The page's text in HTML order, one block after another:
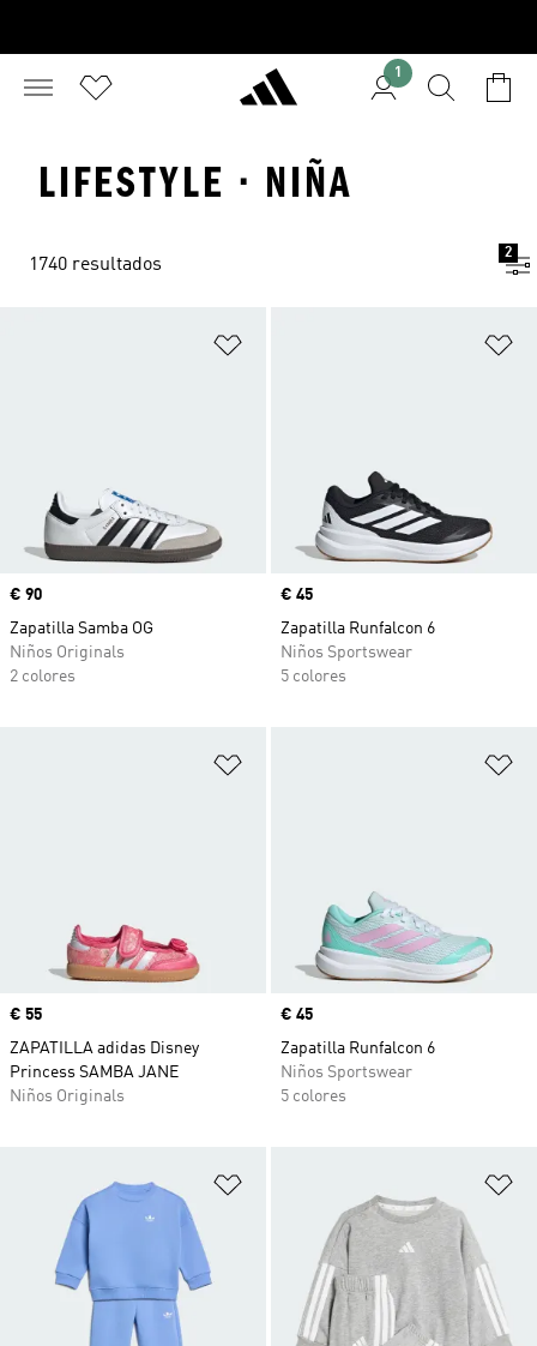
1
LIFESTYLE · NIÑA
1740 resultados
2
Precio
€ 90
Zapatilla Samba OG
Niños Originals
2 colores
Precio
€ 45
Zapatilla Runfalcon 6
Niños Sportswear
5 colores
Precio
€ 55
ZAPATILLA adidas Disney
Princess SAMBA JANE
Niños Originals
Precio
€ 45
Zapatilla Runfalcon 6
Niños Sportswear
5 colores